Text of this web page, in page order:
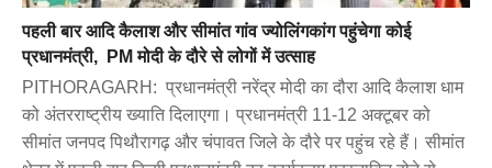
पहली बार आदि कैलाश और सीमांत गांव ज्योलिंगकांग पहुंचेगा कोई
प्रधानमंत्री, PM मोदी के दौरे से लोगों में उत्साह
PITHORAGARH: प्रधानमंत्री नरेंद्र मोदी का दौरा आदि कैलाश धाम
को अंतरराष्ट्रीय ख्याति दिलाएगा। प्रधानमंत्री 11-12 अक्टूबर को
सीमांत जनपद पिथौरागढ़ और चंपावत जिले के दौरे पर पहुंच रहे हैं। सीमांत